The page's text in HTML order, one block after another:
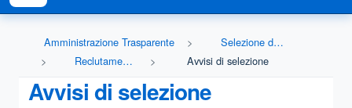
Amministrazione Trasparente
Selezione del personale
Reclutamento del personale
Avvisi di selezione
Avvisi di selezione